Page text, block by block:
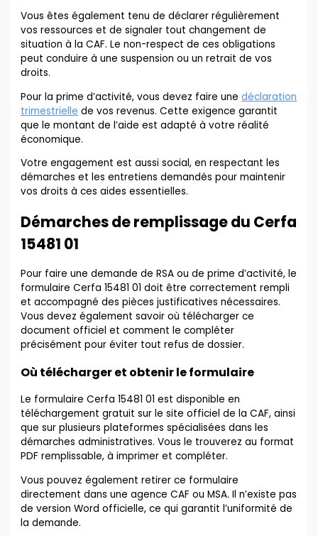
Vous êtes également tenu de déclarer régulièrement
vos ressources et de signaler tout changement de
situation à la CAF. Le non-respect de ces obligations
peut conduire à une suspension ou un retrait de vos
droits.
Pour la prime d’activité, vous devez faire unedéclaration
trimestrielle de vos revenus. Cette exigence garantit
que le montant de l’aide est adapté à votre réalité
économique.
Votre engagement est aussi social, en respectant les
démarches et les entretiens demandés pour maintenir
vos droits à ces aides essentielles.
Démarches de remplissage du Cerfa
15481 01
Pour faire une demande de RSA ou de prime d’activité, le
formulaire Cerfa 15481 01 doit être correctement rempli
et accompagné des pièces justificatives nécessaires.
Vous devez également savoir où télécharger ce
document officiel et comment le compléter
précisément pour éviter tout refus de dossier.
Où télécharger et obtenir le formulaire
Le formulaire Cerfa 15481 01 est disponible en
téléchargement gratuit sur le site officiel de la CAF, ainsi
que sur plusieurs plateformes spécialisées dans les
démarches administratives. Vous le trouverez au format
PDF remplissable, à imprimer et compléter.
Vous pouvez également retirer ce formulaire
directement dans une agence CAF ou MSA. Il n’existe pas
de version Word officielle, ce qui garantit l’uniformité de
la demande.